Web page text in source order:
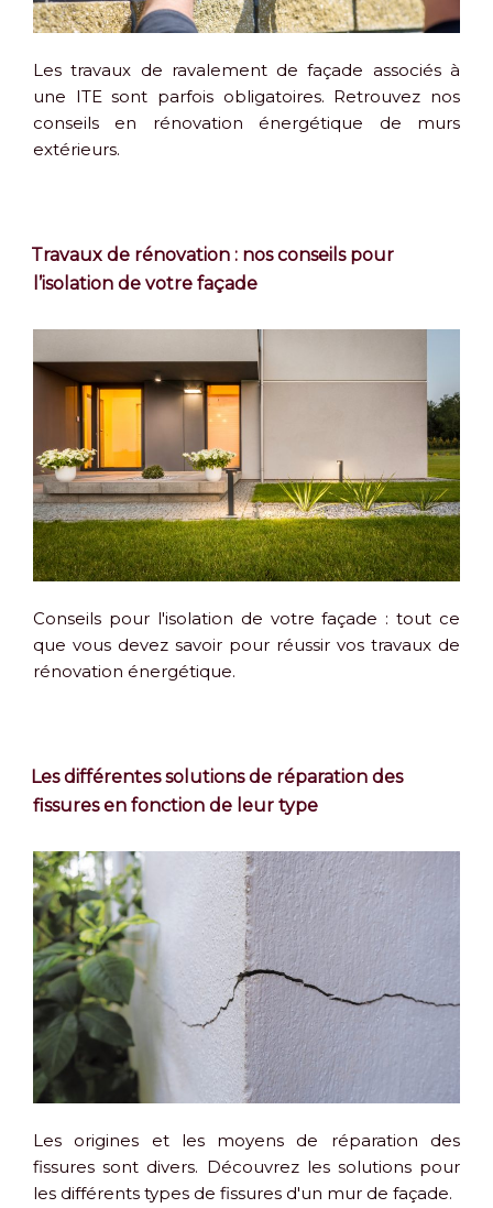
Les travaux de ravalement de façade associés à
une ITE sont parfois obligatoires. Retrouvez nos
conseils en rénovation énergétique de murs
extérieurs.
Travaux de rénovation : nos conseils pour
l’isolation de votre façade
Conseils pour l'isolation de votre façade : tout ce
que vous devez savoir pour réussir vos travaux de
rénovation énergétique.
Les différentes solutions de réparation des
fissures en fonction de leur type
Les origines et les moyens de réparation des
fissures sont divers. Découvrez les solutions pour
les différents types de fissures d'un mur de façade.